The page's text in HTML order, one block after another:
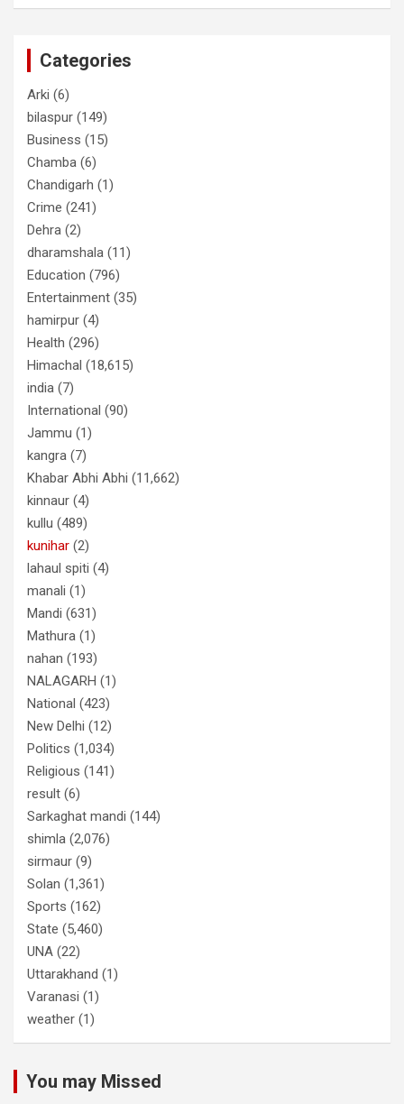
Categories
Arki (6)
bilaspur (149)
Business (15)
Chamba (6)
Chandigarh (1)
Crime (241)
Dehra (2)
dharamshala (11)
Education (796)
Entertainment (35)
hamirpur (4)
Health (296)
Himachal (18,615)
india (7)
International (90)
Jammu (1)
kangra (7)
Khabar Abhi Abhi (11,662)
kinnaur (4)
kullu (489)
kunihar (2)
lahaul spiti (4)
manali (1)
Mandi (631)
Mathura (1)
nahan (193)
NALAGARH (1)
National (423)
New Delhi (12)
Politics (1,034)
Religious (141)
result (6)
Sarkaghat mandi (144)
shimla (2,076)
sirmaur (9)
Solan (1,361)
Sports (162)
State (5,460)
UNA (22)
Uttarakhand (1)
Varanasi (1)
weather (1)
You may Missed